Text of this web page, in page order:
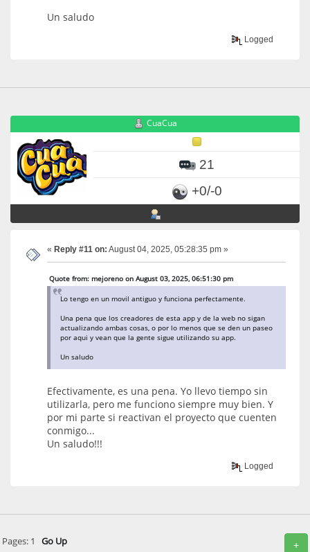
Un saludo
Logged
CuaCua
21
+0/-0
« Reply #11 on: August 04, 2025, 05:28:35 pm »
Quote from: mejoreno on August 03, 2025, 06:51:30 pm
Lo tengo en un movil antiguo y funciona perfectamente.
Una pena que los creadores de esta app y de la web no sigan
actualizando ambas cosas, o por lo menos que se den un paseo
por aqui y vean que la gente sigue utilizando su app.
Un saludo
Efectivamente, es una pena. Yo llevo tiempo sin
utilizarla, pero me funciono siempre muy bien. Y
por mi parte si reactivan el proyecto que cuenten
conmigo...
Un saludo!!!
Logged
+
Pages: 1 Go Up